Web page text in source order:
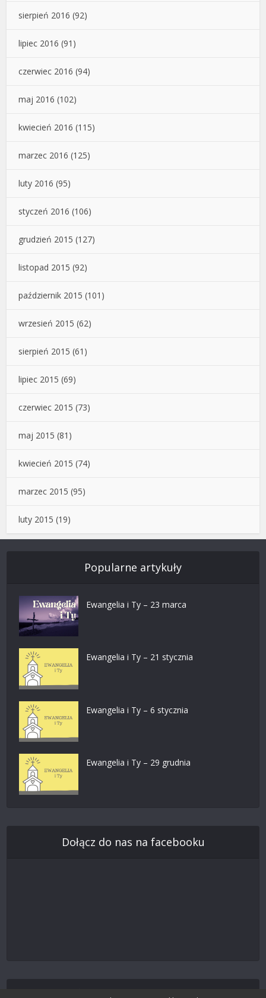
sierpień 2016 (92)
lipiec 2016 (91)
czerwiec 2016 (94)
maj 2016 (102)
kwiecień 2016 (115)
marzec 2016 (125)
luty 2016 (95)
styczeń 2016 (106)
grudzień 2015 (127)
listopad 2015 (92)
październik 2015 (101)
wrzesień 2015 (62)
sierpień 2015 (61)
lipiec 2015 (69)
czerwiec 2015 (73)
maj 2015 (81)
kwiecień 2015 (74)
marzec 2015 (95)
luty 2015 (19)
Popularne artykuły
Ewangelia i Ty – 23 marca
Ewangelia i Ty – 21 stycznia
Ewangelia i Ty – 6 stycznia
Ewangelia i Ty – 29 grudnia
Dołącz do nas na facebooku
Śledź nas na Twitterze